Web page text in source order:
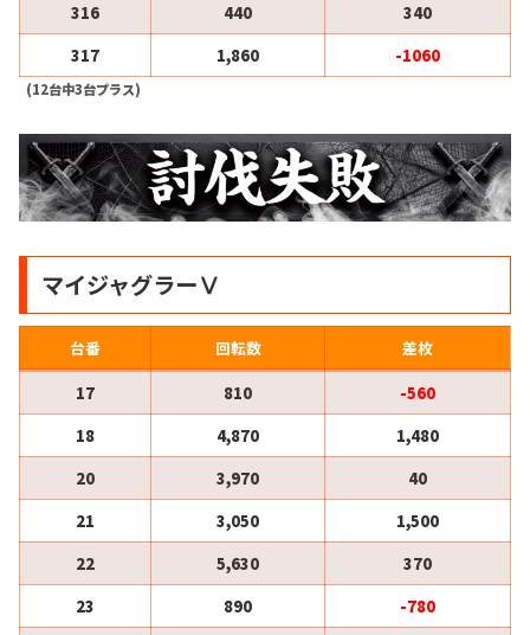
316 440
340
317
1,860 -1060
(12台中3台プラス)
マイジャグラーⅤ
台番 回転数
差枚
17
810
-560
18
4,870
1,480
20
3,970
40
21
3,050
1,500
22
5,630
370
23
890
-780